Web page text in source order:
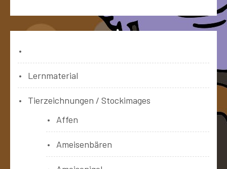
Lernmaterial
Tierzeichnungen / Stockimages
Affen
Ameisenbären